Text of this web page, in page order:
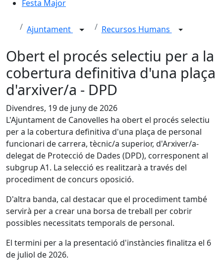
Festa Major
Ajuntament Recursos Humans
Obert el procés selectiu per a la
cobertura definitiva d'una plaça
d'arxiver/a - DPD
Divendres, 19 de juny de 2026
L'Ajuntament de Canovelles ha obert el procés selectiu
per a la cobertura definitiva d'una plaça de personal
funcionari de carrera, tècnic/a superior, d'Arxiver/a-
delegat de Protecció de Dades (DPD), corresponent al
subgrup A1. La selecció es realitzarà a través del
procediment de concurs oposició.
D'altra banda, cal destacar que el procediment també
servirà per a crear una borsa de treball per cobrir
possibles necessitats temporals de personal.
El termini per a la presentació d'instàncies finalitza el 6
de juliol de 2026.